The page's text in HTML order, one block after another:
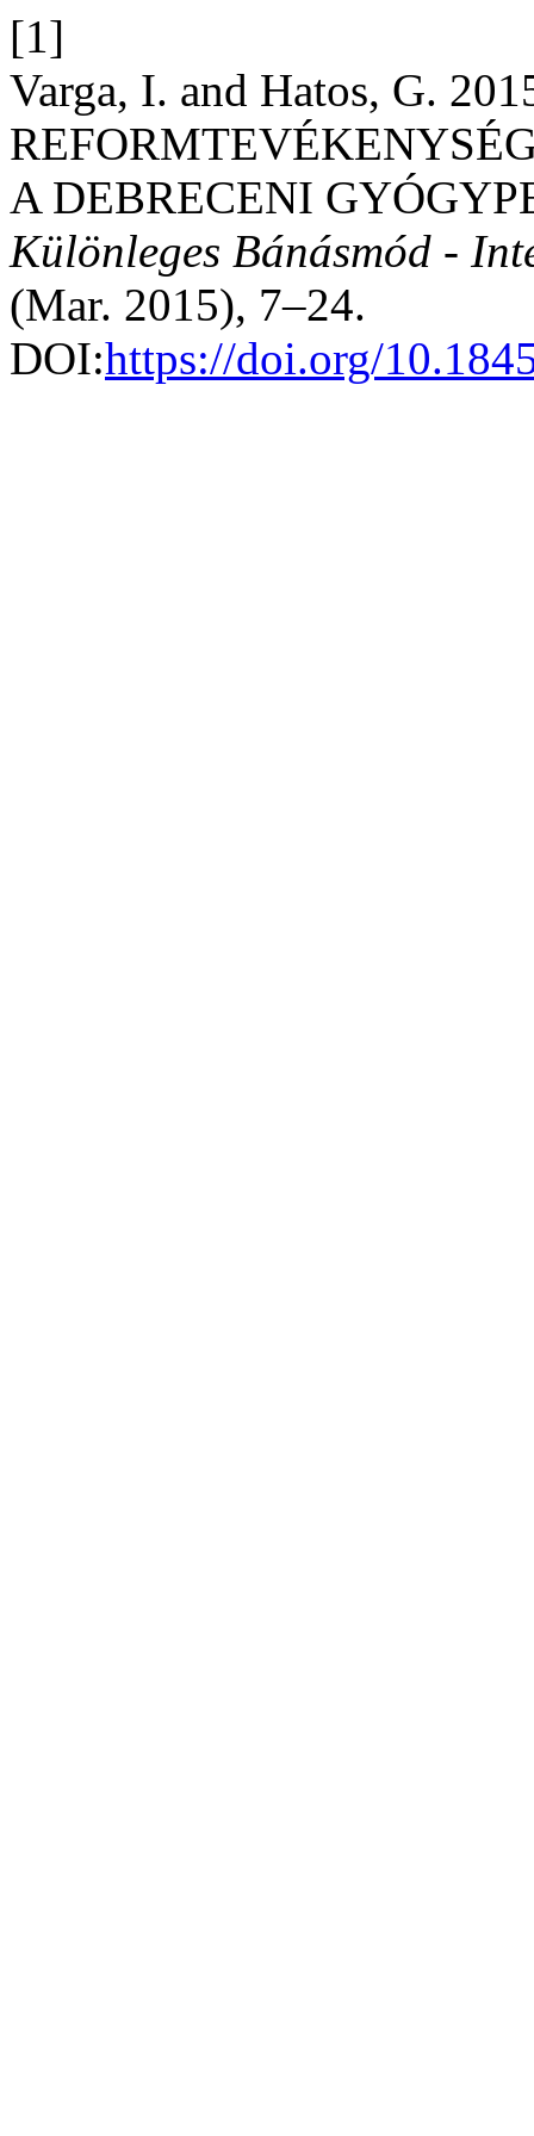
[1]
Varga, I. and Hatos, G.
A DEBRECENI
Különleges Bánásmód -
(Mar. 2015), 7–24.
DOI:https://doi.org/